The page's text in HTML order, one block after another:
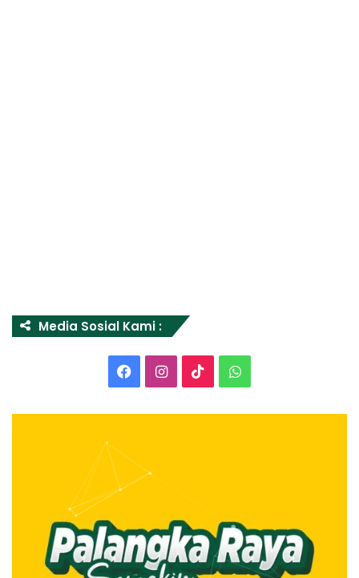
Media Sosial Kami :
FacebookInstagram
TikTokWhatsApp